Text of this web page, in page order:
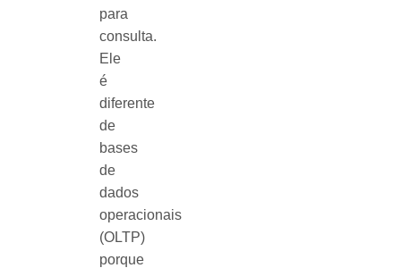
para
consulta.
Ele
é
diferente
de
bases
de
dados
operacionais
(OLTP)
porque